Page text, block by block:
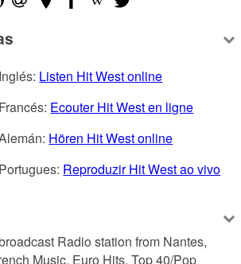
Listen Hit West online
Ecouter Hit West en ligne
Hören Hit West online
Reproduzir Hit West ao vivo
Radio station from Nantes,
Music, Euro Hits, Top 40/Pop